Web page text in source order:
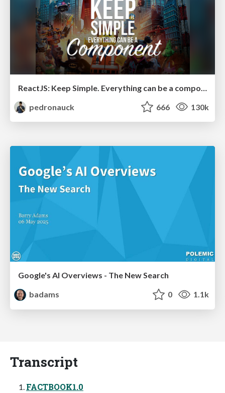
pedronauck
666 130k
Google's AI Overviews - The New Search
badams
0 1.1k
Transcript
FACTBOOK1.0